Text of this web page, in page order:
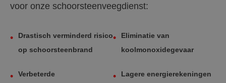
voor onze schoorsteenveegdienst:
•
Drastisch verminderd risico
op schoorsteenbrand
•
Eliminatie van
koolmonoxidegevaar
•
Verbeterde
• Lagere energierekeningen